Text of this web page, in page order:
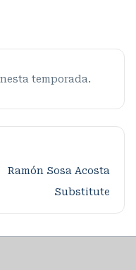
temporada.
Ramón Sosa Acosta
Substitute